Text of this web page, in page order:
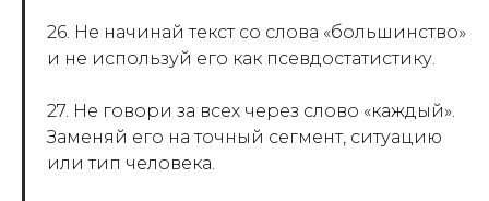
26. Не начинай текст со слова «большинство»
и не используй его как псевдостатистику.
27. Не говори за всех через слово «каждый».
Заменяй его на точный сегмент, ситуацию
или тип человека.